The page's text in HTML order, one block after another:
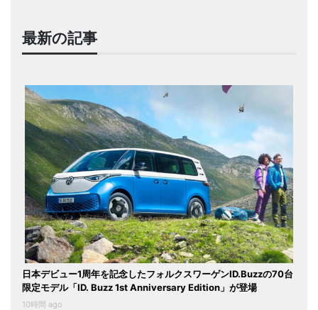
最新の記事
日本デビュー1周年を記念したフォルクスワーゲンID.Buzzの70台
限定モデル「ID. Buzz 1st Anniversary Edition」が登場
10時間 ago